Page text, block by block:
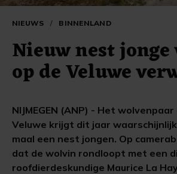
NIEUWS / BINNENLAND
Nieuw nest
op de Veluwe
NIJMEGEN (ANP) - Het
Veluwe krijgt dit jaar
maal een nest jongen. Op
dat de wolvin rondloopt met een
roofdierdeskundige Maurice La